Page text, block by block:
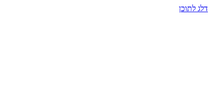
דלג לתוכן